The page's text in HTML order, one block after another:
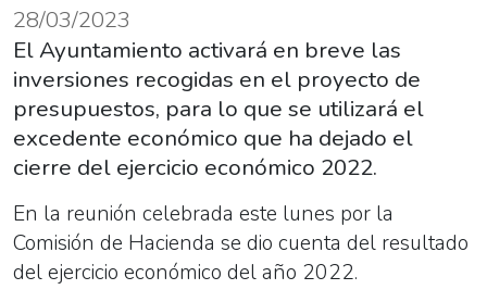
28/03/2023
El Ayuntamiento activará en breve las
inversiones recogidas en el proyecto de
presupuestos, para lo que se utilizará el
excedente económico que ha dejado el
cierre del ejercicio económico 2022.
En la reunión celebrada este lunes por la
Comisión de Hacienda se dio cuenta del resultado
del ejercicio económico del año 2022.